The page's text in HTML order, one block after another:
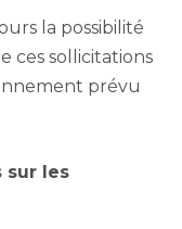
la possibilité
ces sollicitations
prévu
sur les